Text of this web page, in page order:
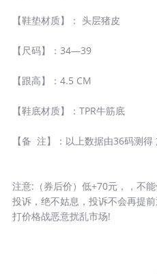
【鞋垫材质】： 头层猪皮
【尺码】：34—39
【跟高】：4.5 CM
【鞋底材质】：TPR牛筋底
【备 注】：以上数据由36码测
注意:（券后价）低+70元，，不
投诉，绝不姑息，投诉不会再提
打价格战恶意扰乱市场!